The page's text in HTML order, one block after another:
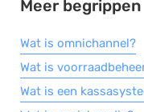
ERP
Rapportage
PSP
Verlof en verzuim
Meer begrippen
Wat is omnichannel?
Wat is
Wat is een